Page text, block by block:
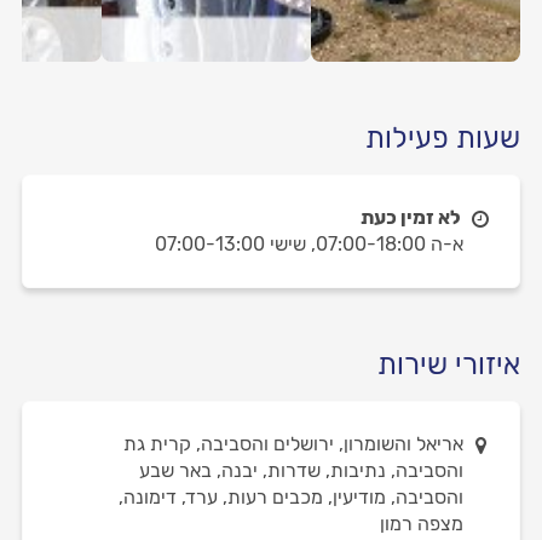
שעות פעילות
לא זמין כעת
א-ה 07:00-18:00,
שישי 07:00-13:00
איזורי שירות
אריאל והשומרון, ירושלים והסביבה, קרית גת
והסביבה, נתיבות, שדרות, יבנה, באר שבע
והסביבה, מודיעין, מכבים רעות, ערד, דימונה,
מצפה רמון